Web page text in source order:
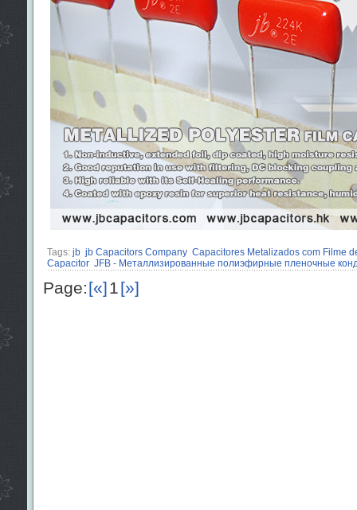
Tags: jb jb Capacitors Company Capacitores Metalizados com Filme
Capacitor JFB - Металлизированные полиэфирные пленочные
Page:[«]1[»]